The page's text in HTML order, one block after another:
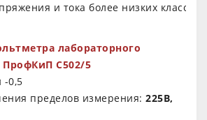
и тока более низких классов
лабораторного
ПрофКиП С502/5
-0,5
пределов измерения: 225В,